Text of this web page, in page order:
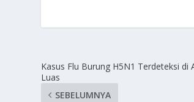
Kasus Flu Burung H5N1 Terdeteksi di
Luas
SEBELUMNYA